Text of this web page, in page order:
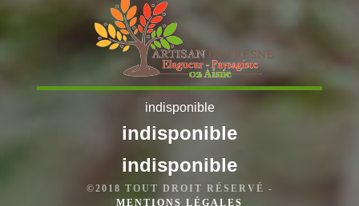
indisponible
indisponible
indisponible
©2018 TOUT DROIT RÉSERVÉ -
MENTIONS LÉGALES